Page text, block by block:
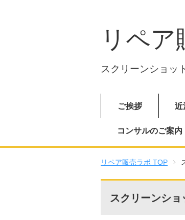
リペア
スクリーンショッ
ご挨拶 近
コンサルのご案内
リペア販売ラボ TOP
スクリーンシ